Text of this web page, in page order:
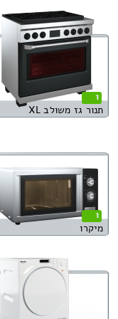
1
תנור גז משולב XL
1
מיקרו